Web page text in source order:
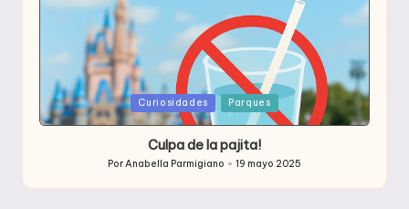
Publicada
en
Curiosidades Parques
Culpa de la pajita!
Publicado
por
PorAnabella Parmigiano 19 mayo 2025